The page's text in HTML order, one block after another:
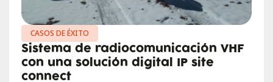
CASOS DE ÉXITO
Sistema de radiocomunicación VHF
con una solución digital IP site
connect